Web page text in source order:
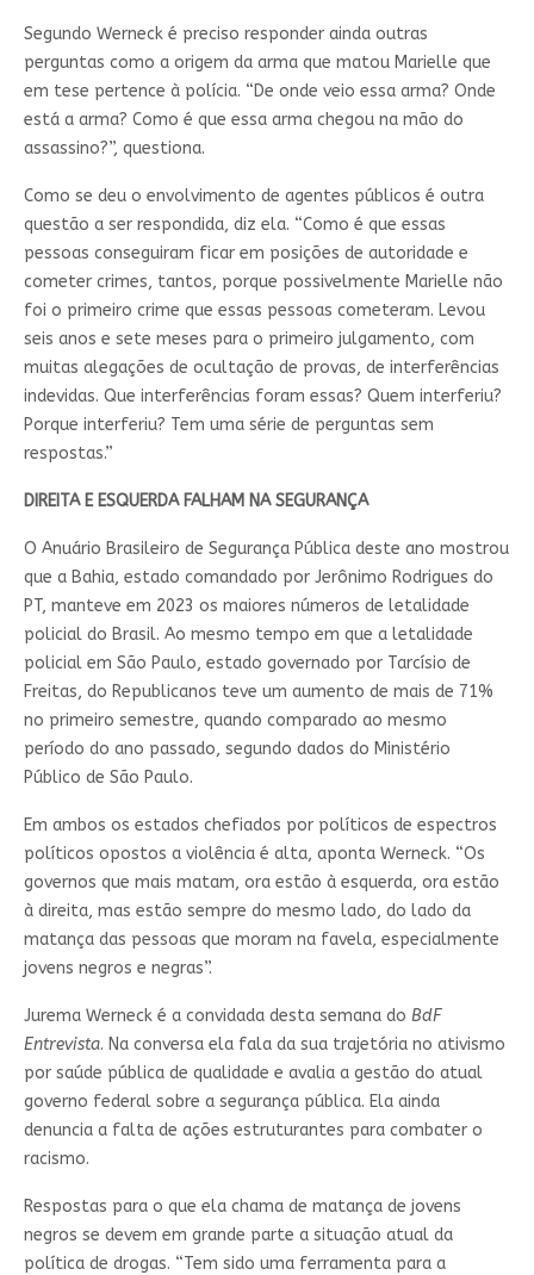
Segundo Werneck é preciso responder ainda outras
perguntas como a origem da arma que matou Marielle que
em tese pertence à polícia. “De onde veio essa arma? Onde
está a arma? Como é que essa arma chegou na mão do
assassino?”, questiona.
Como se deu o envolvimento de agentes públicos é outra
questão a ser respondida, diz ela. “Como é que essas
pessoas conseguiram ficar em posições de autoridade e
cometer crimes, tantos, porque possivelmente Marielle não
foi o primeiro crime que essas pessoas cometeram. Levou
seis anos e sete meses para o primeiro julgamento, com
muitas alegações de ocultação de provas, de interferências
indevidas. Que interferências foram essas? Quem interferiu?
Porque interferiu? Tem uma série de perguntas sem
respostas.”
DIREITA E ESQUERDA FALHAM NA SEGURANÇA
O Anuário Brasileiro de Segurança Pública deste ano mostrou
que a Bahia, estado comandado por Jerônimo Rodrigues do
PT, manteve em 2023 os maiores números de letalidade
policial do Brasil. Ao mesmo tempo em que a letalidade
policial em São Paulo, estado governado por Tarcísio de
Freitas, do Republicanos teve um aumento de mais de 71%
no primeiro semestre, quando comparado ao mesmo
período do ano passado, segundo dados do Ministério
Público de São Paulo.
Em ambos os estados chefiados por políticos de espectros
políticos opostos a violência é alta, aponta Werneck. “Os
governos que mais matam, ora estão à esquerda, ora estão
à direita, mas estão sempre do mesmo lado, do lado da
matança das pessoas que moram na favela, especialmente
jovens negros e negras”.
Jurema Werneck é a convidada desta semana do BdF
Entrevista. Na conversa ela fala da sua trajetória no ativismo
por saúde pública de qualidade e avalia a gestão do atual
governo federal sobre a segurança pública. Ela ainda
denuncia a falta de ações estruturantes para combater o
racismo.
Respostas para o que ela chama de matança de jovens
negros se devem em grande parte a situação atual da
política de drogas. “Tem sido uma ferramenta para a